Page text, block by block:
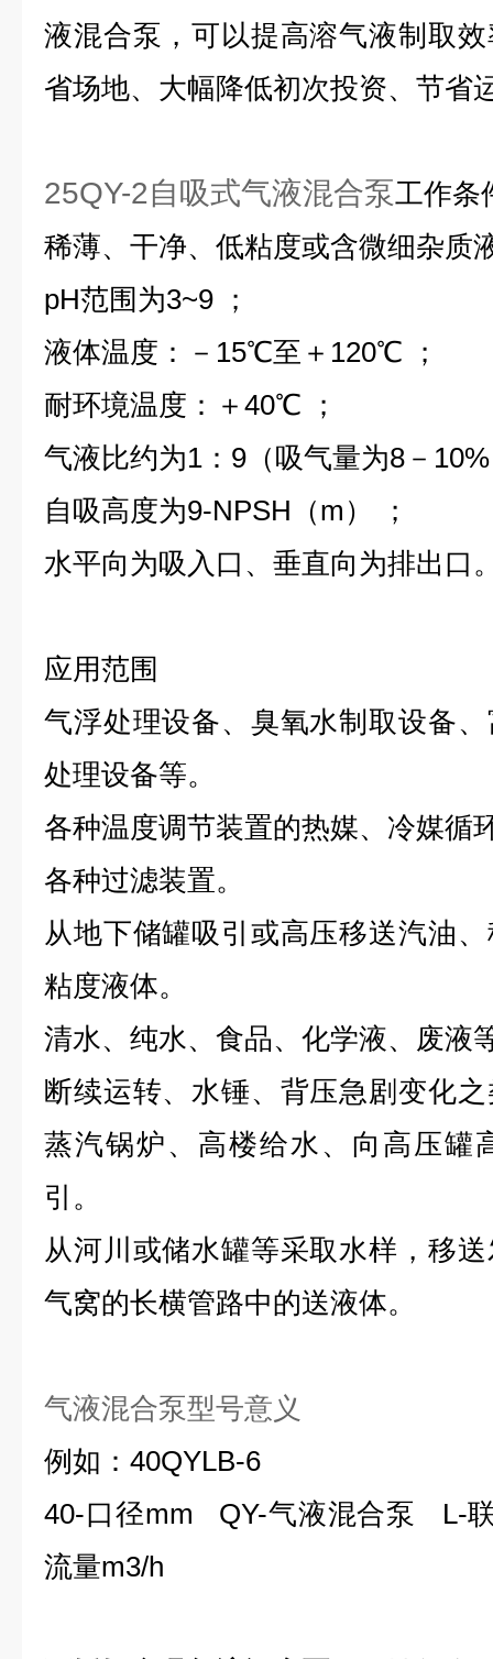
液混合泵，可以提高溶气液制取
省场地、大幅降低初次投资、节省
25QY-2自吸式气液混合泵工作条
稀薄、干净、低粘度或含微细杂质
pH范围为3~9 ；
液体温度：－15℃至＋120℃ ；
耐环境温度：＋40℃ ；
气液比约为1：9（吸气量为8－
自吸高度为9-NPSH（m） ；
水平向为吸入口、垂直向为排出口
应用范围
气浮处理设备、臭氧水制取设备
处理设备等。
各种温度调节装置的热媒、冷媒循
各种过滤装置。
从地下储罐吸引或高压移送汽油
粘度液体。
清水、纯水、食品、化学液、废液
断续运转、水锤、背压急剧变化
蒸汽锅炉、高楼给水、向高压罐
引。
从河川或储水罐等采取水样，移
气窝的长横管路中的送液体。
气液混合泵型号意义
例如：40QYLB-6
40-口径mm QY-气液混合泵 L-
流量m3/h